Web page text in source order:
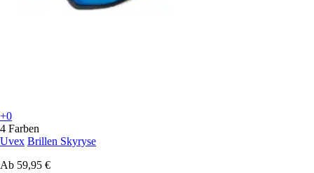
+0
4 Farben
Uvex Brillen Skyryse
Ab 59,95 €